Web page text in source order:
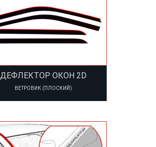
ДЕФЛЕКТОР ОКОН 2D
ВЕТРОВИК (ПЛОСКИЙ)